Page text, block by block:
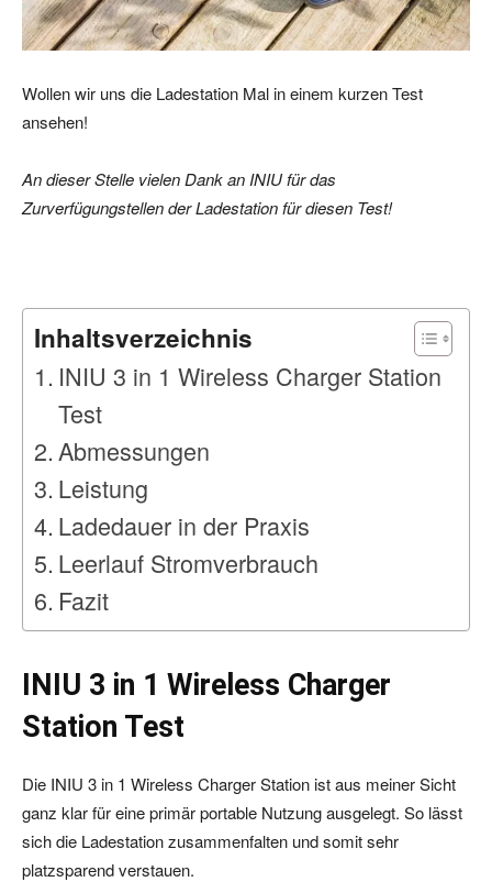
Wollen wir uns die Ladestation Mal in einem kurzen Test
ansehen!
An dieser Stelle vielen Dank an INIU für das
Zurverfügungstellen der Ladestation für diesen Test!
Inhaltsverzeichnis
INIU 3 in 1 Wireless Charger Station
Test
Abmessungen
Leistung
Ladedauer in der Praxis
Leerlauf Stromverbrauch
Fazit
INIU 3 in 1 Wireless Charger
Station Test
Die INIU 3 in 1 Wireless Charger Station ist aus meiner Sicht
ganz klar für eine primär portable Nutzung ausgelegt. So lässt
sich die Ladestation zusammenfalten und somit sehr
platzsparend verstauen.